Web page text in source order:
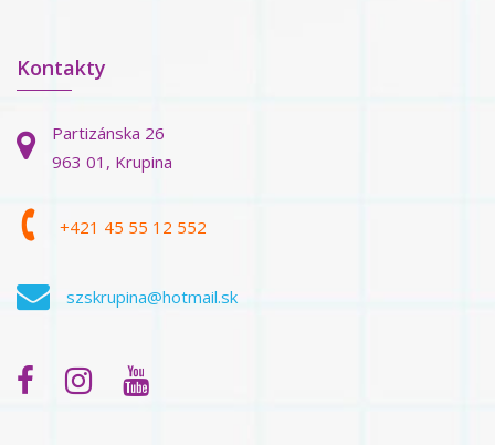
Kontakty
Partizánska 26
963 01, Krupina
+421 45 55 12 552
szskrupina@hotmail.sk